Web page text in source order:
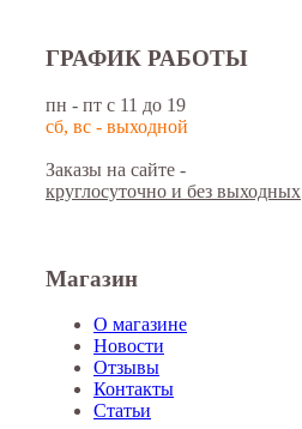
ГРАФИК РАБОТЫ
пн - пт с 11 до 19
сб, вс - выходной
Заказы на сайте -
круглосуточно и без выходных
Магазин
О магазине
Новости
Отзывы
Контакты
Статьи